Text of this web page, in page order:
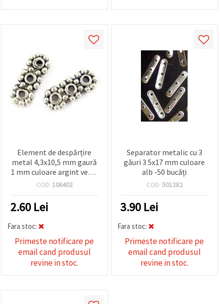
Element de despărțire
metal 4,3x10,5 mm gaură
1 mm culoare argint vechi
-50 bucăți
COD: 106402
2.60 Lei
Fara stoc:
Primeste notificare pe
email cand produsul
revine in stoc.
Separator metalic cu 3
găuri 3 5x17 mm culoare
alb -50 bucăți
COD: 501282
3.90 Lei
Fara stoc:
Primeste notificare pe
email cand produsul
revine in stoc.